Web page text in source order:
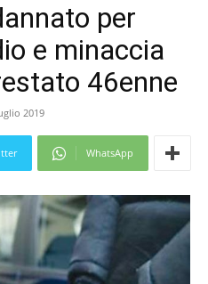
per
e minaccia
46enne
2019
WhatsApp